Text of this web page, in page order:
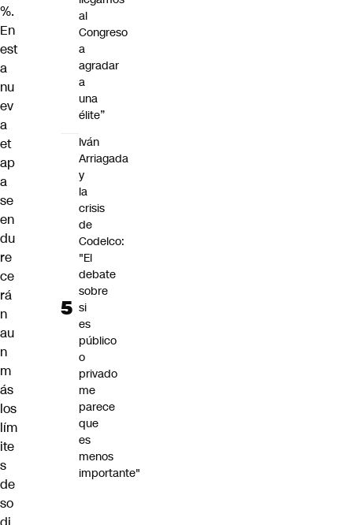
%.
En
est
a
nu
ev
a
et
ap
a
se
en
du
re
ce
rá
n
au
n
m
ás
los
lím
ite
s
de
so
al
Congreso
a
agradar
a
una
élite”
Iván
Arriagada
y
la
crisis
de
Codelco:
"El
debate
sobre
si
es
público
o
privado
me
parece
que
es
menos
importante"